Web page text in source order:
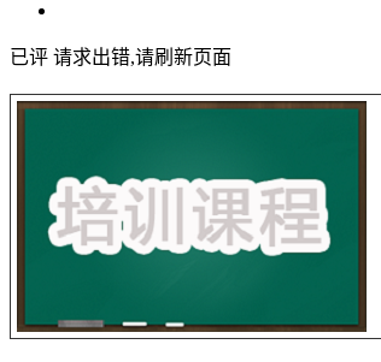
已评 请求出错,请刷新页面